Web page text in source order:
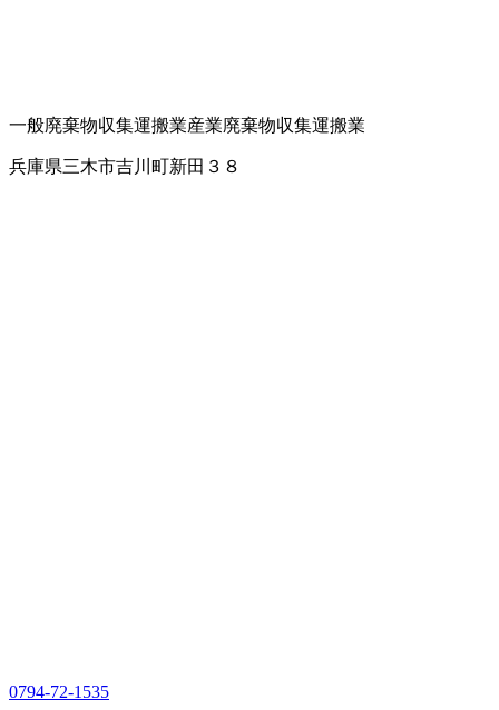
一般廃棄物収集運搬業産業廃棄物収集運搬業
兵庫県三木市吉川町新田３８
0794-72-1535